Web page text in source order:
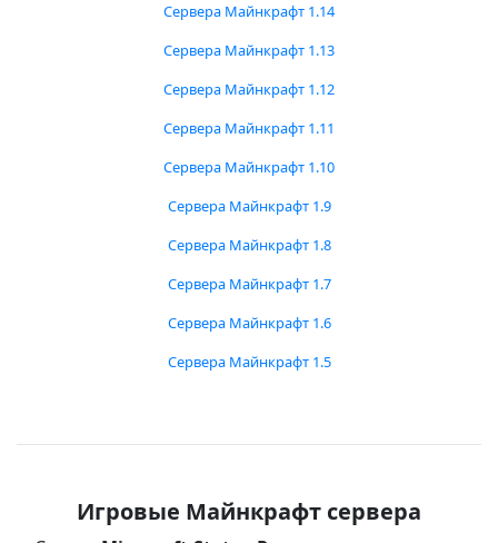
Сервера Майнкрафт 1.14
Сервера Майнкрафт 1.13
Сервера Майнкрафт 1.12
Сервера Майнкрафт 1.11
Сервера Майнкрафт 1.10
Сервера Майнкрафт 1.9
Сервера Майнкрафт 1.8
Сервера Майнкрафт 1.7
Сервера Майнкрафт 1.6
Сервера Майнкрафт 1.5
Игровые Майнкрафт сервера